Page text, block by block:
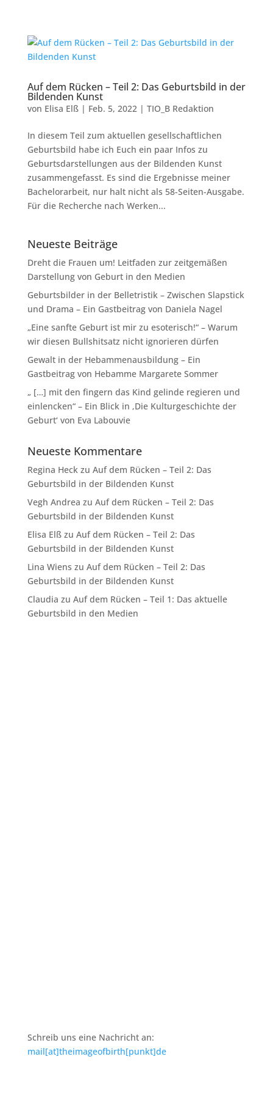
Auf dem Rücken – Teil 2: Das Geburtsbild in der
Bildenden Kunst
von Elisa Elß| Feb. 5, 2022| TIO_B Redaktion
In diesem Teil zum aktuellen gesellschaftlichen
Geburtsbild habe ich Euch ein paar Infos zu
Geburtsdarstellungen aus der Bildenden Kunst
zusammengefasst. Es sind die Ergebnisse meiner
Bachelorarbeit, nur halt nicht als 58-Seiten-Ausgabe.
Für die Recherche nach Werken...
Neueste Beiträge
Dreht die Frauen um! Leitfaden zur zeitgemäßen
Darstellung von Geburt in den Medien
Geburtsbilder in der Belletristik – Zwischen Slapstick
und Drama – Ein Gastbeitrag von Daniela Nagel
„Eine sanfte Geburt ist mir zu esoterisch!“ – Warum
wir diesen Bullshitsatz nicht ignorieren dürfen
Gewalt in der Hebammenausbildung – Ein
Gastbeitrag von Hebamme Margarete Sommer
„ […] mit den fingern das Kind gelinde regieren und
einlencken“ – Ein Blick in ‚Die Kulturgeschichte der
Geburt‘ von Eva Labouvie
Neueste Kommentare
Regina Heckzu Auf dem Rücken – Teil 2: Das
Geburtsbild in der Bildenden Kunst
Vegh Andrea zu Auf dem Rücken – Teil 2: Das
Geburtsbild in der Bildenden Kunst
Elisa Elßzu Auf dem Rücken – Teil 2: Das
Geburtsbild in der Bildenden Kunst
Lina Wiens zu Auf dem Rücken – Teil 2: Das
Geburtsbild in der Bildenden Kunst
Claudia zu Auf dem Rücken – Teil 1: Das aktuelle
Geburtsbild in den Medien
Schreib uns eine Nachricht an:
mail[at]theimageofbirth[punkt]de